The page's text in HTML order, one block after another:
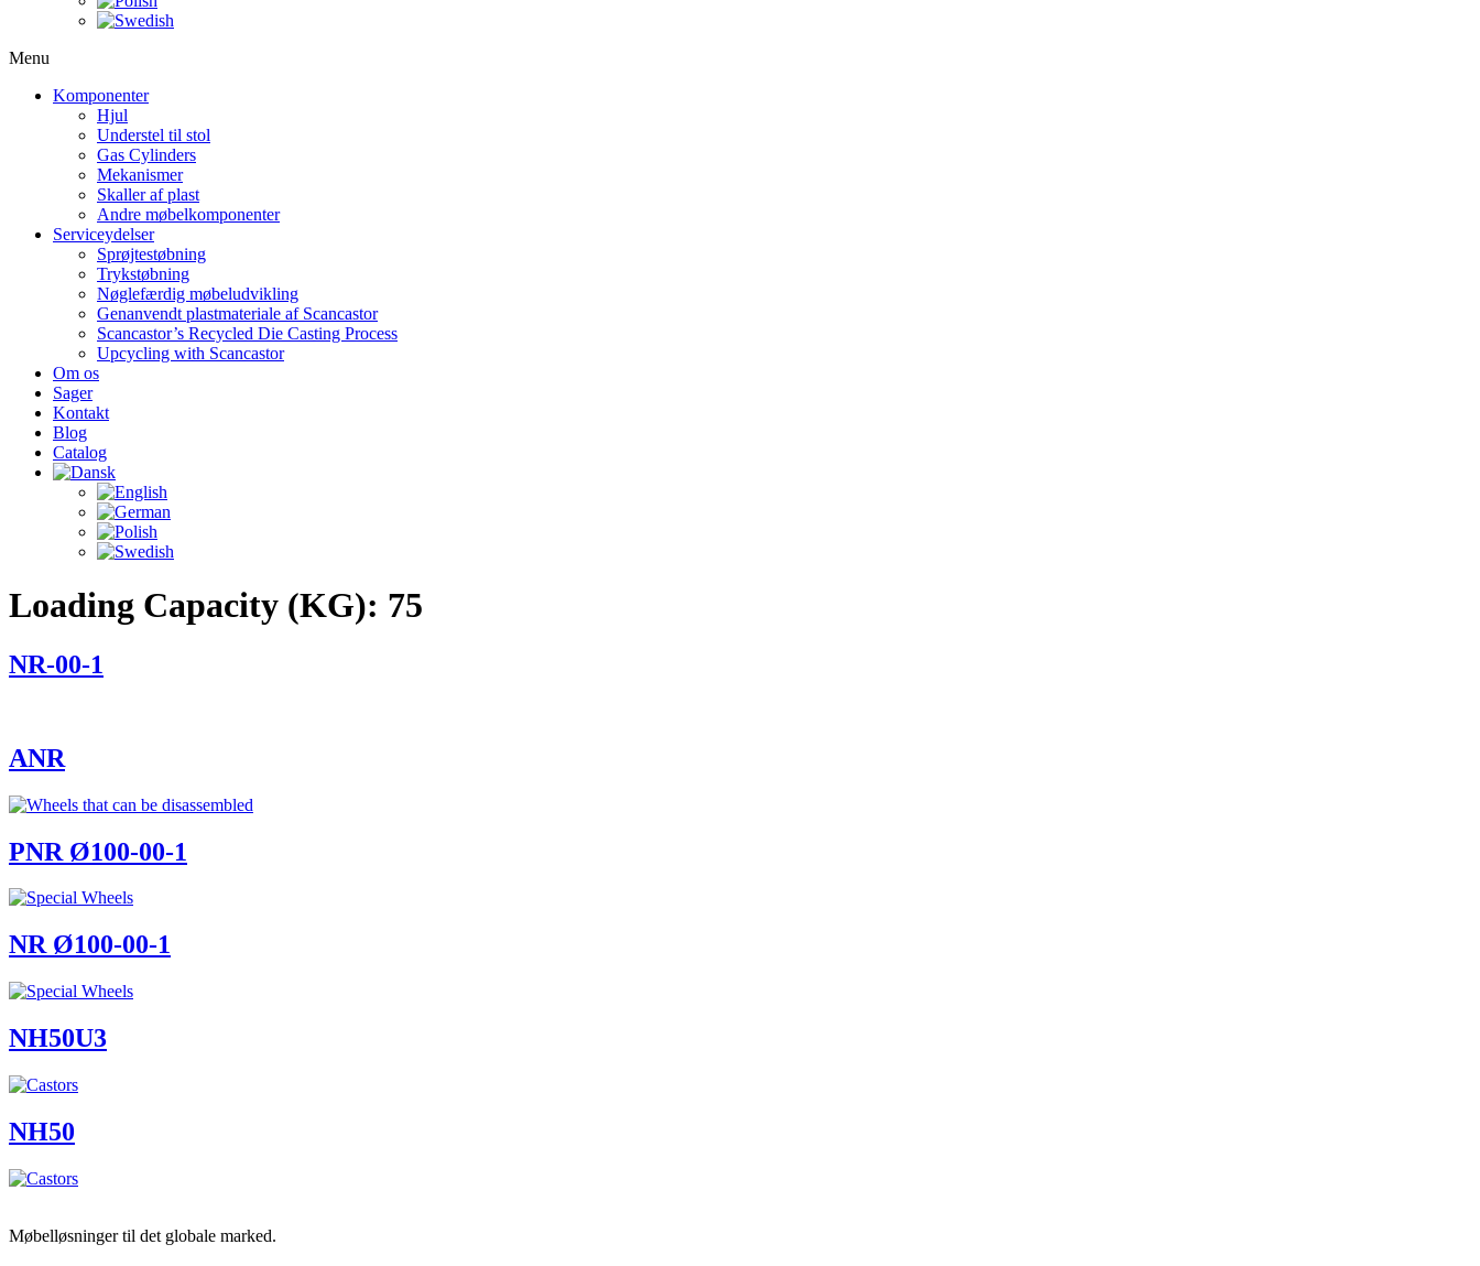
Menu
Komponenter
Hjul
Understel til stol
Gas Cylinders
Mekanismer
Skaller af plast
Andre møbelkomponenter
Serviceydelser
Sprøjtestøbning
Trykstøbning
Nøglefærdig møbeludvikling
Genanvendt plastmateriale af Scancastor
Scancastor’s Recycled Die Casting Process
Upcycling with Scancastor
Om os
Sager
Kontakt
Blog
Catalog
Loading Capacity (KG): 75
NR-00-1
ANR
PNR Ø100-00-1
NR Ø100-00-1
NH50U3
NH50
Møbelløsninger til det globale marked.